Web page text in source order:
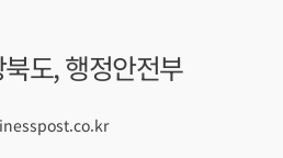
도, 행정안전부